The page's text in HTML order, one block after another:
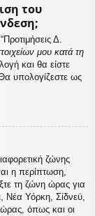
του
Δ.
μου κατά τη
και θα είστε
Θα υπολογίζεστε ως
ζώνης
η περίπτωση,
τη ζώνη ώρας για
Νέα Υόρκη, Σίδνεϋ,
όπως και οι